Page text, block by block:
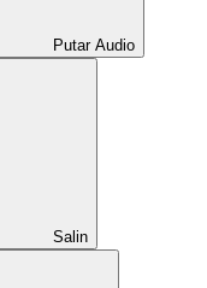
Putar Audio
Salin